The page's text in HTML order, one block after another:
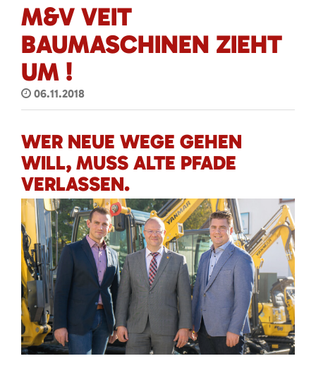
M&V VEIT
BAUMASCHINEN ZIEHT
UM !
06.11.2018
WER NEUE WEGE GEHEN
WILL, MUSS ALTE PFADE
VERLASSEN.